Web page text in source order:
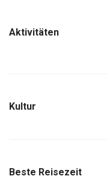
Aktivitäten
Kultur
Beste Reisezeit